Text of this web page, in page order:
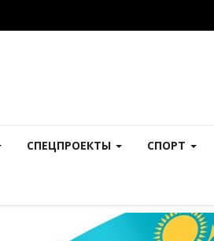
СПЕЦПРОЕКТЫ СПОРТ